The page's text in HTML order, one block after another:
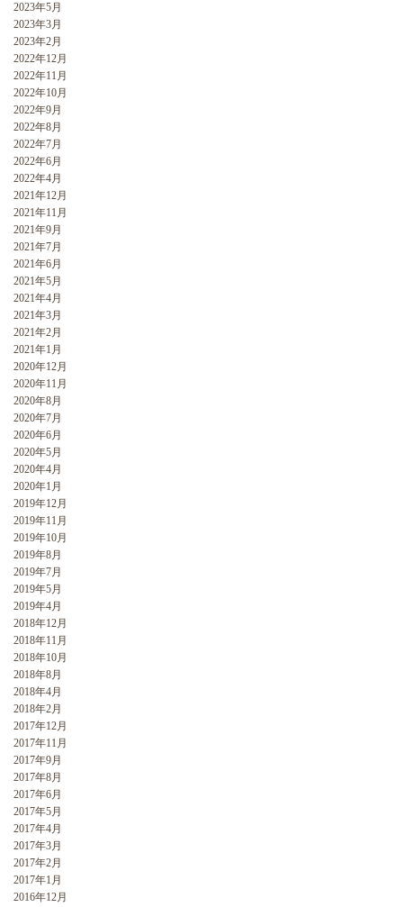
2023年5月
2023年3月
2023年2月
2022年12月
2022年11月
2022年10月
2022年9月
2022年8月
2022年7月
2022年6月
2022年4月
2021年12月
2021年11月
2021年9月
2021年7月
2021年6月
2021年5月
2021年4月
2021年3月
2021年2月
2021年1月
2020年12月
2020年11月
2020年8月
2020年7月
2020年6月
2020年5月
2020年4月
2020年1月
2019年12月
2019年11月
2019年10月
2019年8月
2019年7月
2019年5月
2019年4月
2018年12月
2018年11月
2018年10月
2018年8月
2018年4月
2018年2月
2017年12月
2017年11月
2017年9月
2017年8月
2017年6月
2017年5月
2017年4月
2017年3月
2017年2月
2017年1月
2016年12月